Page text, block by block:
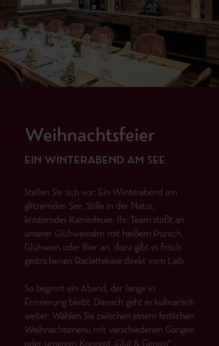
Weihnachtsfeier
EIN WINTERABEND AM SEE
Stellen Sie sich vor: Ein Winterabend am
glitzernden See, Stille in der Natur,
knisterndes Kaminfeuer. Ihr Team stößt an
unserer Glühweinalm mit heißem Punsch,
Glühwein oder Bier an, dazu gibt es frisch
gestrichenen Raclettekäse direkt vom Laib.
So beginnt ein Abend, der lange in
Erinnerung bleibt. Danach geht es kulinarisch
weiter: Wählen Sie zwischen einem festlichen
Weihnachtsmenü mit verschiedenen Gängen